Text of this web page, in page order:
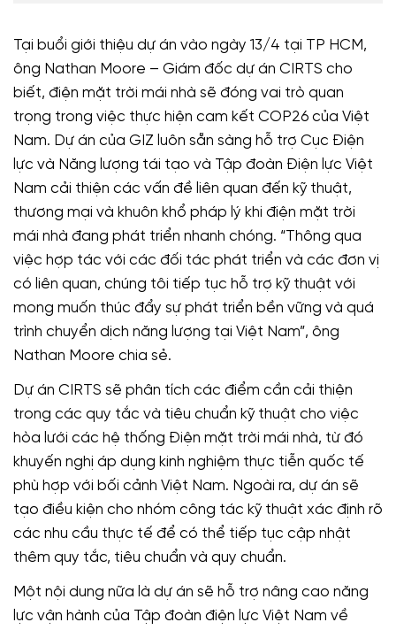
Tại buổi giới thiệu dự án vào ngày 13/4 tại TP HCM,
ông Nathan Moore – Giám đốc dự án CIRTS cho
biết, điện mặt trời mái nhà sẽ đóng vai trò quan
trọng trong việc thực hiện cam kết COP26 của Việt
Nam. Dự án của GIZ luôn sẵn sàng hỗ trợ Cục Điện
lực và Năng lượng tái tạo và Tập đoàn Điện lực Việt
Nam cải thiện các vấn đề liên quan đến kỹ thuật,
thương mại và khuôn khổ pháp lý khi điện mặt trời
mái nhà đang phát triển nhanh chóng. “Thông qua
việc hợp tác với các đối tác phát triển và các đơn vị
có liên quan, chúng tôi tiếp tục hỗ trợ kỹ thuật với
mong muốn thúc đẩy sự phát triển bền vững và quá
trình chuyển dịch năng lượng tại Việt Nam”, ông
Nathan Moore chia sẻ.
Dự án CIRTS sẽ phân tích các điểm cần cải thiện
trong các quy tắc và tiêu chuẩn kỹ thuật cho việc
hòa lưới các hệ thống Điện mặt trời mái nhà, từ đó
khuyến nghị áp dụng kinh nghiệm thực tiễn quốc tế
phù hợp với bối cảnh Việt Nam. Ngoài ra, dự án sẽ
tạo điều kiện cho nhóm công tác kỹ thuật xác định rõ
các nhu cầu thực tế để có thể tiếp tục cập nhật
thêm quy tắc, tiêu chuẩn và quy chuẩn.
Một nội dung nữa là dự án sẽ hỗ trợ nâng cao năng
lực vận hành của Tập đoàn điện lực Việt Nam về